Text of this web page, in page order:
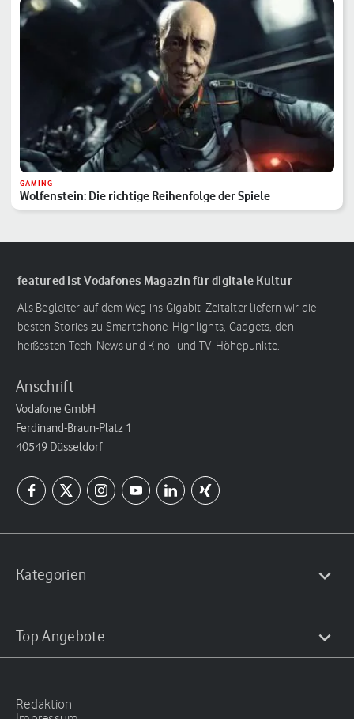
GAMING
Wolfenstein: Die richtige Reihenfolge der Spiele
featured ist Vodafones Magazin für digitale Kultur
Als Begleiter auf dem Weg ins Gigabit-Zeitalter liefern wir die
besten Stories zu Smartphone-Highlights, Gadgets, den
heißesten Tech-News und Kino- und TV-Höhepunkte.
Anschrift
Vodafone GmbH
Ferdinand-Braun-Platz 1
40549 Düsseldorf
Kategorien
Top Angebote
Redaktion